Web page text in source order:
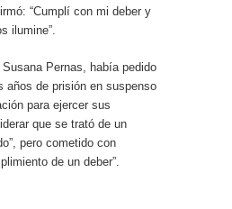
“Cumplí con mi deber y
ilumine”.
Susana Pernas, había pedido
años de prisión en suspenso
para ejercer sus
que se trató de un
pero cometido con
de un deber”.